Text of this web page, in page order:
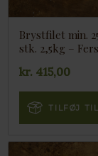
Brystfilet min.
stk. 2,5kg –
kr. 415,00
TILFØJ